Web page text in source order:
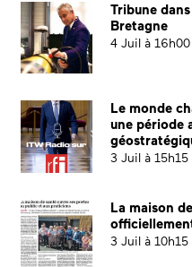
Tribune
Bretagne
4 Juil à 16h00
Le monde
une période
3 Juil à 15h15
La maison
3 Juil à 10h15